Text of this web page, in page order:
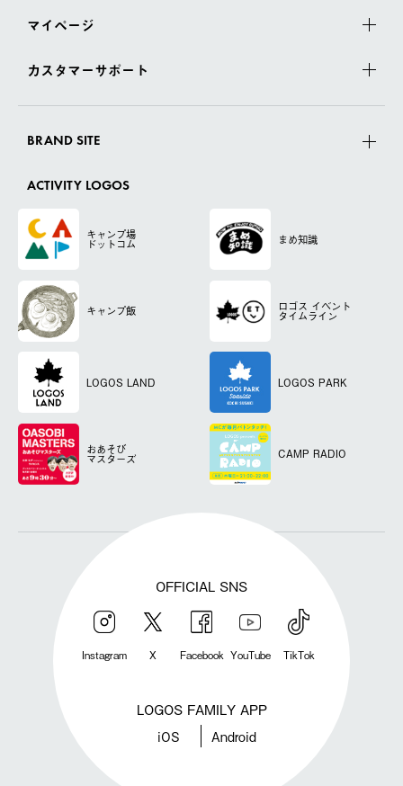
マイページ
カスタマーサポート
BRAND SITE
ACTIVITY LOGOS
キャンプ場
ドットコム まめ知識
キャンプ飯 ロゴス イベント
タイムライン
LOGOS LAND LOGOS PARK
おあそび
マスターズ CAMP RADIO
OFFICIAL SNS
Instagram X Facebook YouTube TikTok
LOGOS FAMILY APP
iOS Android